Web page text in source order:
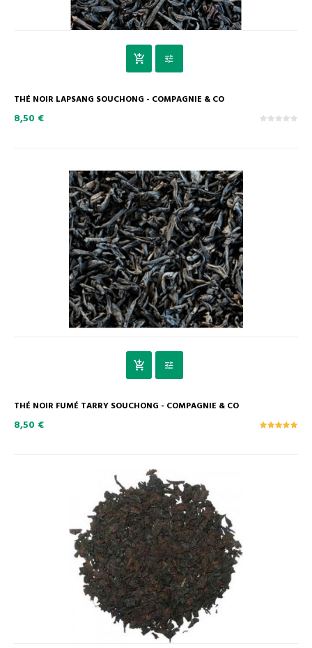
THÉ NOIR LAPSANG SOUCHONG - COMPAGNIE & CO
8,50 €
THÉ NOIR FUMÉ TARRY SOUCHONG - COMPAGNIE & CO
8,50 €